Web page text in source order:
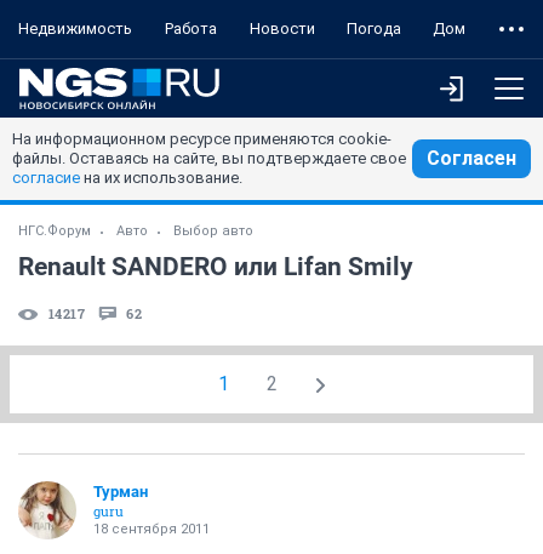
Недвижимость Работа Новости Погода Дом
На информационном ресурсе применяются cookie-
файлы. Оставаясь на сайте, вы подтверждаете свое
согласие на их использование.
Согласен
НГС.Форум Авто Выбор авто
Renault SANDERO или Lifan Smily
14217 62
1 2
Турман
guru
18 сентября 2011